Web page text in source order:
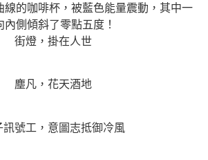
線的咖啡杯，被藍色能量震動，其中一
側傾斜了零點五度！
街燈，掛在人世
塵凡，花天酒地
訊號工，意圖志抵御冷風